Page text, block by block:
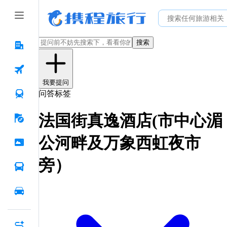
搜索
我要提问
问答标签
法国街真逸酒店(市中心湄
公河畔及万象西虹夜市
旁）